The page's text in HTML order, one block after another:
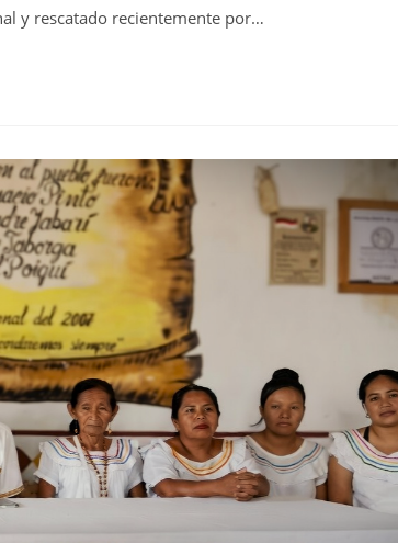
y rescatado recientemente por…